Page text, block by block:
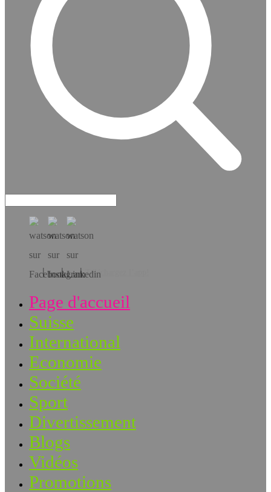
Téléchargez l’app!
Page d'accueil
Suisse
International
Economie
Société
Sport
Divertissement
Blogs
Vidéos
Promotions